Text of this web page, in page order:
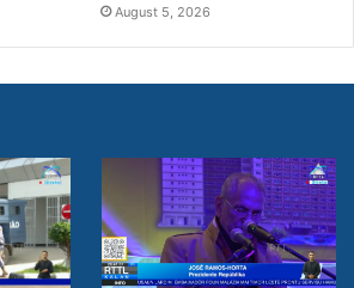
August 5, 2026